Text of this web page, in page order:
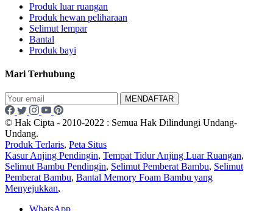
Produk luar ruangan
Produk hewan peliharaan
Selimut lempar
Bantal
Produk bayi
Mari Terhubung
MENDAFTAR
© Hak Cipta - 2010-2022 : Semua Hak Dilindungi Undang-
Undang.
Produk Terlaris, Peta Situs
Kasur Anjing Pendingin, Tempat Tidur Anjing Luar Ruangan,
Selimut Bambu Pendingin, Selimut Pemberat Bambu, Selimut
Pemberat Bambu, Bantal Memory Foam Bambu yang
Menyejukkan,